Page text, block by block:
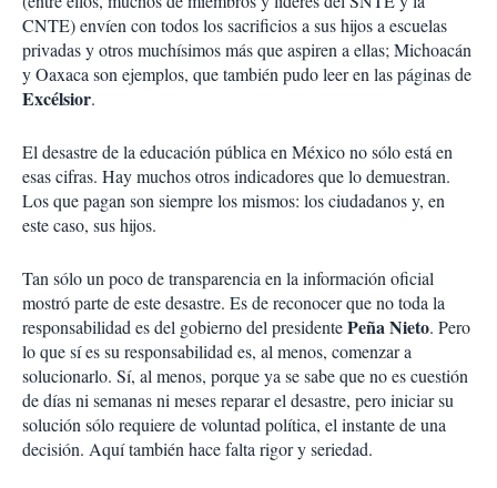
CNTE) envíen con todos los sacrificios a sus hijos a escuelas
privadas y otros muchísimos más que aspiren a ellas; Michoacán
y Oaxaca son ejemplos, que también pudo leer en las páginas de
Excélsior.
El desastre de la educación pública en México no sólo está en
esas cifras. Hay muchos otros indicadores que lo demuestran.
Los que pagan son siempre los mismos: los ciudadanos y, en
este caso, sus hijos.
Tan sólo un poco de transparencia en la información oficial
mostró parte de este desastre. Es de reconocer que no toda la
responsabilidad es del gobierno del presidentePeña Nieto. Pero
lo que sí es su responsabilidad es, al menos, comenzar a
solucionarlo. Sí, al menos, porque ya se sabe que no es cuestión
de días ni semanas ni meses reparar el desastre, pero iniciar su
solución sólo requiere de voluntad política, el instante de una
decisión. Aquí también hace falta rigor y seriedad.